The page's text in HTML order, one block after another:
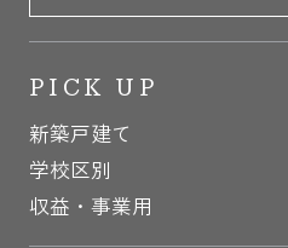
PICK UP
新築戸建て
学校区別
収益・事業用